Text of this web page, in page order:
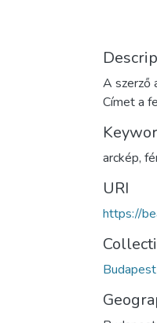
A szerző
Címet a
arckép,
URI
https://